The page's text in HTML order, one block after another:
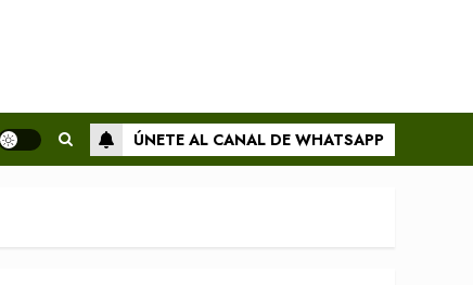
ÚNETE AL CANAL DE WHATSAPP